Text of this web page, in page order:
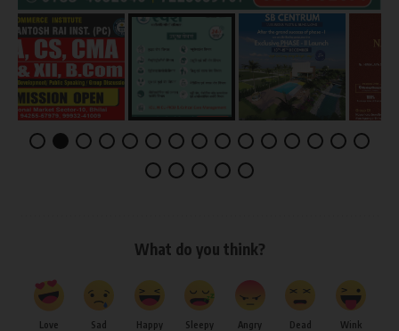
What do you think?
Love Sad Happy Sleepy Angry Dead Wink